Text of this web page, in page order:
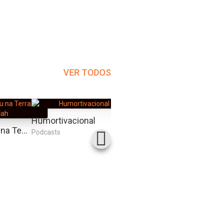
VER TODOS
Hermanoteu na Terra de Godah
Humortivacional
Podcasts